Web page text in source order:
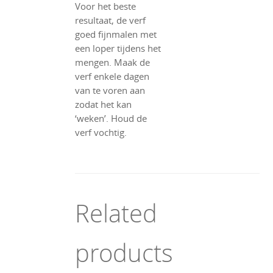
Voor het beste
resultaat, de verf
goed fijnmalen met
een loper tijdens het
mengen. Maak de
verf enkele dagen
van te voren aan
zodat het kan
‘weken’. Houd de
verf vochtig.
Related
products